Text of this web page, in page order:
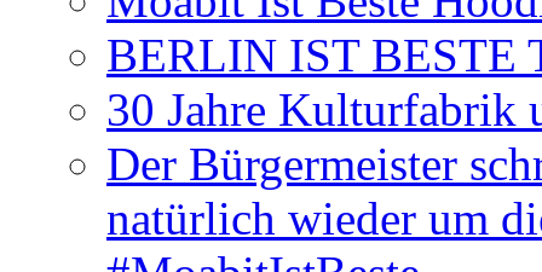
BERLIN IST BESTE
30 Jahre Kulturfabrik
Der Bürgermeister
natürlich wieder um